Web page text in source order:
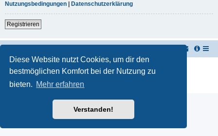
Diese Website nutzt Cookies, um dir den
bestmöglichen Komfort bei der Nutzung zu
bieten. Mehr erfahren
Verstanden!
Nutzungsbedingungen
Datenschutzerklärung
Registrieren
Deutsche Übersetzung durchphpBB.de
Datenschutz